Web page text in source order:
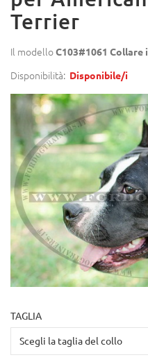
Terrier
Il modelloC103#1061 Collare
Disponibilità: Disponibile/i
TAGLIA